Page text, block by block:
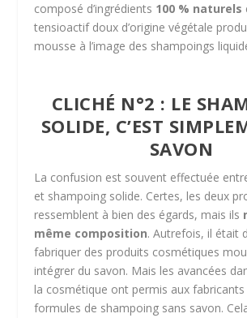
composé d’ingrédients 100 % naturels
tensioactif doux d’origine végétale
mousse à l’image des shampoings
CLICHÉ N°2 : LE
SOLIDE, C’EST
SAVON
La confusion est souvent effectuée
et shampoing solide. Certes, les deux
ressemblent à bien des égards, mais ils
même composition. Autrefois, il était
fabriquer des produits cosmétiques
intégrer du savon. Mais les avancées
la cosmétique ont permis aux fabricants
formules de shampoing sans savon.